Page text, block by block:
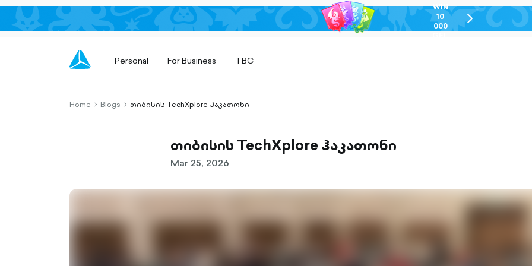
WIN
10
000
chevron-
right-
Personal For Business TBC
Home chevron-
Blogs chevron-
თიბისის TechXplore ჰაკათონი
თიბისის TechXplore ჰაკათონი
Mar 25, 2026